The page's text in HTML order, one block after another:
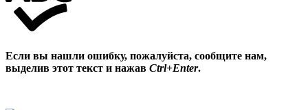
Если вы нашли ошибку, пожалуйста, сообщите нам,
выделив этот текст и нажав Ctrl+Enter.